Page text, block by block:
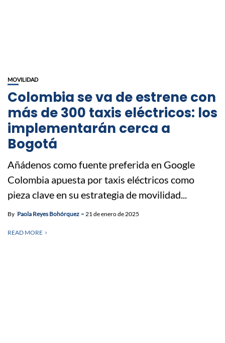
MOVILIDAD
Colombia se va de estrene con
más de 300 taxis eléctricos: los
implementarán cerca a
Bogotá
Añádenos como fuente preferida en Google
Colombia apuesta por taxis eléctricos como
pieza clave en su estrategia de movilidad...
By Paola Reyes Bohórquez 21 de enero de 2025
READ MORE